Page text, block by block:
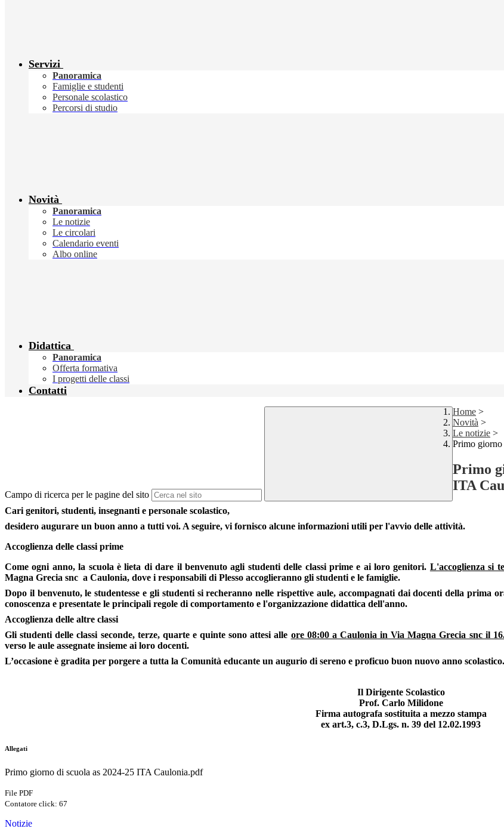
Servizi
Panoramica
Famiglie e studenti
Personale scolastico
Percorsi di studio
Novità
Panoramica
Le notizie
Le circolari
Calendario eventi
Albo online
Didattica
Panoramica
Offerta formativa
I progetti delle classi
Contatti
Campo di ricerca per le pagine del sito
Home >
Novità >
Le notizie >
Primo giorno
Primo
ITA
Cari genitori, studenti, insegnanti e personale scolastico,
desidero augurare un buon anno a tutti voi. A seguire, vi fornisco alcune informazioni utili per l'avvio delle attività.
Accoglienza delle classi prime
Come ogni anno, la scuola è lieta di dare il benvenuto agli studenti delle classi prime e ai loro genitori. L'accoglienza si
Magna Grecia snc a Caulonia, dove i responsabili di Plesso accoglieranno gli studenti e le famiglie.
Dopo il benvenuto, le studentesse e gli studenti si recheranno nelle rispettive aule, accompagnati dai docenti della
conoscenza e presentate le principali regole di comportamento e l'organizzazione didattica dell'anno.
Accoglienza delle altre classi
Gli studenti delle classi seconde, terze, quarte e quinte sono attesi alle ore 08:00 a Caulonia in Via Magna Grecia snc il
verso le aule assegnate insieme ai loro docenti.
L’occasione è gradita per porgere a tutta la Comunità educante un augurio di sereno e proficuo buon nuovo anno scolastico.
Il Dirigente Scolastico
Prof. Carlo Milidone
Firma autografa sostituita a mezzo stampa
ex art.3, c.3, D.Lgs. n. 39 del 12.02.1993
Allegati
Primo giorno di scuola as 2024-25 ITA Caulonia.pdf
File PDF
Contatore click: 67
Notizie